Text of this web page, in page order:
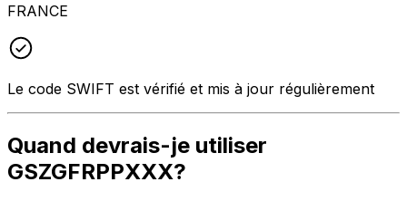
FRANCE
Le code SWIFT est vérifié et mis à jour régulièrement
Quand devrais-je utiliser
GSZGFRPPXXX?